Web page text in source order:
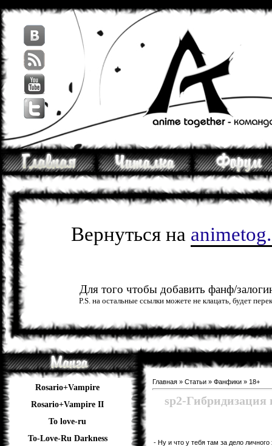
Вернуться на
Для того чтобы добавить фанф/
P.S. на остальные ссылки можете не клацать, будет
Rosario+Vampire
Rosario+Vampire II
To love-ru
To-Love-Ru Darkness
Главная » Статьи » Фанфики » 18+
sp2-
- Ну и что у тебя там за дело